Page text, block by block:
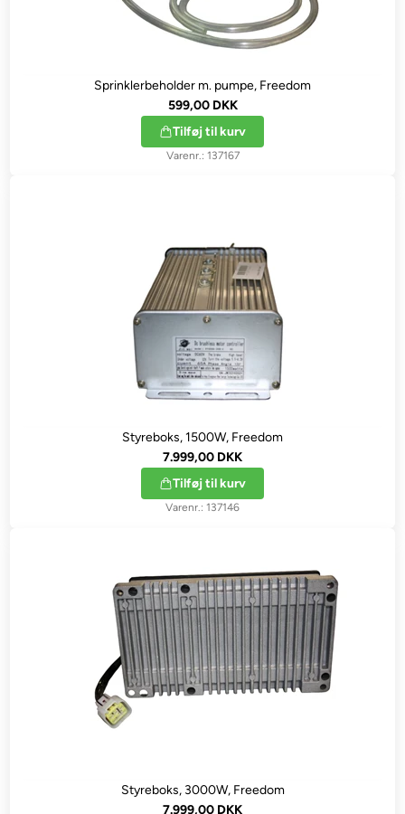
Sprinklerbeholder m. pumpe, Freedom
599,00 DKK
Tilføj til kurv
137167
Styreboks, 1500W, Freedom
7.999,00 DKK
Tilføj til kurv
137146
Styreboks, 3000W, Freedom
7.999,00 DKK